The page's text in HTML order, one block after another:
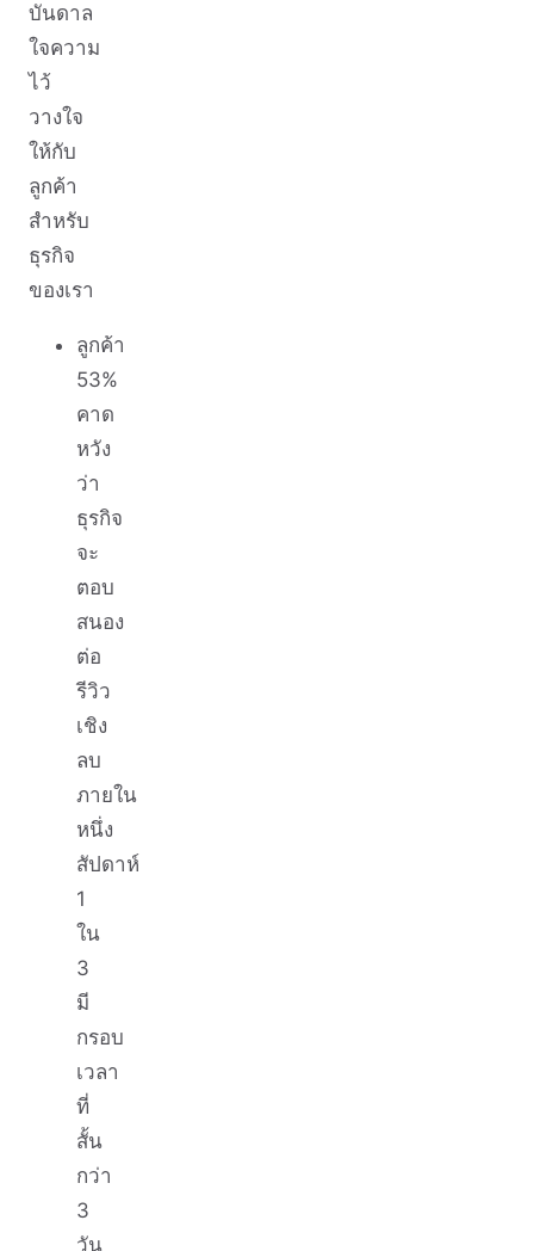
บันดาล
ใจความ
ไว้
วางใจ
ให้กับ
ลูกค้า
สำหรับ
ธุรกิจ
ของเรา
ลูกค้า
53%
คาด
หวัง
ว่า
ธุรกิจ
จะ
ตอบ
สนอง
ต่อ
รีวิว
เชิง
ลบ
ภายใน
หนึ่ง
สัปดาห์
1
ใน
3
มี
กรอบ
เวลา
ที่
สั้น
กว่า
3
วัน